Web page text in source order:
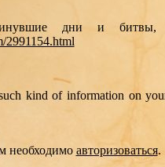
дни и битвы,
2991154.html
kind of information on
необходимо авторизоваться.